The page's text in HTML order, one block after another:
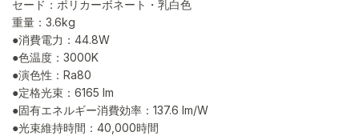
セード：ポリカーボネート・乳白色
重量：3.6kg
●消費電力：44.8W
●色温度：3000K
●演色性：Ra80
●定格光束：6165 lm
●固有エネルギー消費効率：137.6 lm/W
●光束維持時間：40,000時間